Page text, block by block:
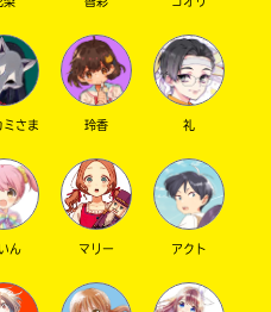
から探す
ミさま 玲香 礼
ん マリー アクト